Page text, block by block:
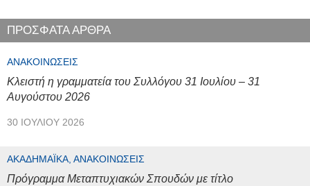
ΠΡΟΣΦΑΤΑ ΑΡΘΡΑ
ΑΝΑΚΟΙΝΏΣΕΙΣ
Κλειστή η γραμματεία του Συλλόγου 31 Ιουλίου – 31
Αυγούστου 2026
30 ΙΟΥΛΊΟΥ 2026
ΑΚΑΔΗΜΑΪΚΆ, ΑΝΑΚΟΙΝΏΣΕΙΣ
Πρόγραμμα Μεταπτυχιακών Σπουδών με τίτλο